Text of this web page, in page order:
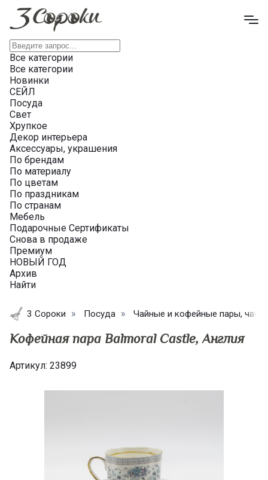
Все категории
Все категории
Новинки
СЕЙЛ
Посуда
Свет
Хрупкое
Декор интерьера
Аксессуары, украшения
По брендам
По материалу
По цветам
По праздникам
По странам
Мебель
Подарочные Сертификаты
Снова в продаже
Премиум
НОВЫЙ ГОД
Архив
Найти
3 Сороки Посуда Чайные и кофейные пары,
Кофейная пара Balmoral Castle, Англия
Артикул: 23899